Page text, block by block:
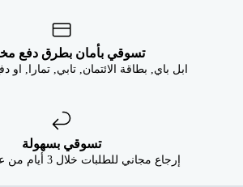
تسوقي بأمان بطرق دفع
ابل باي, بطاقة الائتمان, تابي, تمارا, او
تسوقي بسهولة
إرجاع مجاني للطلبات خلال 3 أيام من عملية الشراء